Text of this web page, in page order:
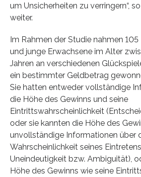
um Unsicherheiten zu verringern“,
weiter.
Im Rahmen der Studie nahmen 105
und junge Erwachsene im Alter
Jahren an verschiedenen
ein bestimmter Geldbetrag
Sie hatten entweder vollständige
die Höhe des Gewinns und seine
Eintrittswahrscheinlichkeit
oder sie kannten die Höhe des
unvollständige Informationen über
Wahrscheinlichkeit seines
Uneindeutigkeit bzw. Ambiguität),
Höhe des Gewinns wie seine